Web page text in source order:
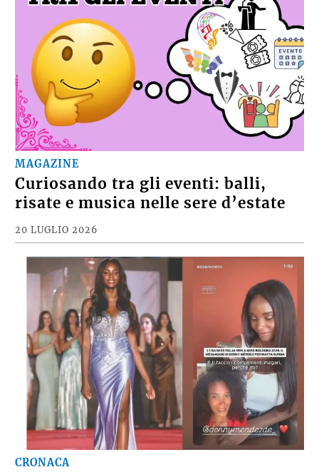
MAGAZINE
Curiosando tra gli eventi: balli,
risate e musica nelle sere d’estate
20 LUGLIO 2026
CRONACA